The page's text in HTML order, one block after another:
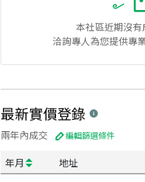
本社區近期沒
洽詢專人為您提供專
最新實價登錄
兩年內成交 編輯篩選條件
年月 地址